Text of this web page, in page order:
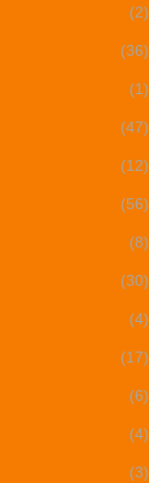
(2)
(36)
(1)
(47)
(12)
(56)
(8)
(30)
(4)
(17)
(6)
(4)
(3)